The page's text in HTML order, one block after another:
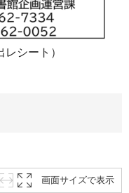
シート）
画面サイズで表示